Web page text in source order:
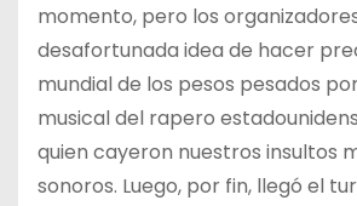
momento, pero los
desafortunada idea de hacer
mundial de los pesos pesados
musical del rapero
quien cayeron nuestros insultos
sonoros. Luego, por fin, llegó el